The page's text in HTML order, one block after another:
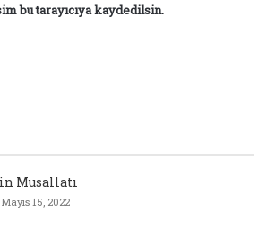
bu tarayıcıya kaydedilsin.
Musallatı
Mayıs 15, 2022